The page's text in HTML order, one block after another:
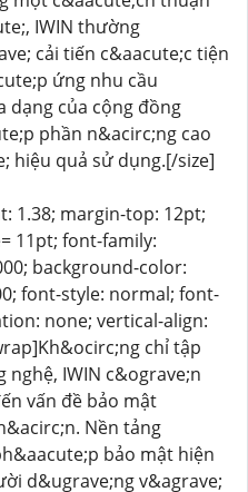
IWIN thường
cải tiến c&aacute;c tiện
ứng nhu cầu
dạng của cộng đồng
phần n&acirc;ng cao
hiệu quả sử dụng.[/size]
1.38; margin-top: 12pt;
11pt; font-family:
background-color:
font-style: normal; font-
none; vertical-align:
chỉ tập
IWIN c&ograve;n
vấn đề bảo mật
Nền tảng
bảo mật hiện
d&ugrave;ng v&agrave;